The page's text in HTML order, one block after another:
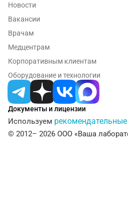
Ивантеевка
Ижевск
Истра
Йошкар-Ола
Калининград
Калуга
Кемерово
Документы и лицензии
Используем рекомендательные
© 2012– 2026 ООО «Ваша
Новости
Вакансии
Врачам
Медцентрам
Корпоративным клиентам
Оборудование и технологии